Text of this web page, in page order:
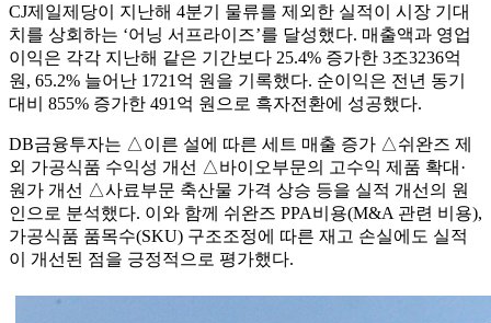
CJ제일제당이 지난해 4분기 물류를 제외한 실적이 시장 기대
치를 상회하는 ‘어닝 서프라이즈’를 달성했다. 매출액과 영업
이익은 각각 지난해 같은 기간보다 25.4% 증가한 3조3236억
원, 65.2% 늘어난 1721억 원을 기록했다. 순이익은 전년 동기
대비 855% 증가한 491억 원으로 흑자전환에 성공했다.
DB금융투자는 △이른 설에 따른 세트 매출 증가 △쉬완즈 제
외 가공식품 수익성 개선 △바이오부문의 고수익 제품 확대·
원가 개선 △사료부문 축산물 가격 상승 등을 실적 개선의 원
인으로 분석했다. 이와 함께 쉬완즈 PPA비용(M&A 관련 비용),
가공식품 품목수(SKU) 구조조정에 따른 재고 손실에도 실적
이 개선된 점을 긍정적으로 평가했다.